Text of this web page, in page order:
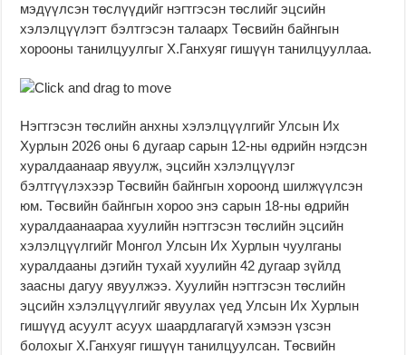
мэдүүлсэн төслүүдийг нэгтгэсэн төслийг эцсийн
хэлэлцүүлэгт бэлтгэсэн талаарх Төсвийн байнгын
хорооны танилцуулгыг Х.Ганхуяг гишүүн танилцууллаа.
Нэгтгэсэн төслийн анхны хэлэлцүүлгийг Улсын Их
Хурлын 2026 оны 6 дугаар сарын 12-ны өдрийн нэгдсэн
хуралдаанаар явуулж, эцсийн хэлэлцүүлэг
бэлтгүүлэхээр Төсвийн байнгын хороонд шилжүүлсэн
юм. Төсвийн байнгын хороо энэ сарын 18-ны өдрийн
хуралдаанаараа хуулийн нэгтгэсэн төслийн эцсийн
хэлэлцүүлгийг Монгол Улсын Их Хурлын чуулганы
хуралдааны дэгийн тухай хуулийн 42 дугаар зүйлд
заасны дагуу явуулжээ. Хуулийн нэгтгэсэн төслийн
эцсийн хэлэлцүүлгийг явуулах үед Улсын Их Хурлын
гишүүд асуулт асуух шаардлагагүй хэмээн үзсэн
болохыг Х.Ганхуяг гишүүн танилцуулсан. Төсвийн